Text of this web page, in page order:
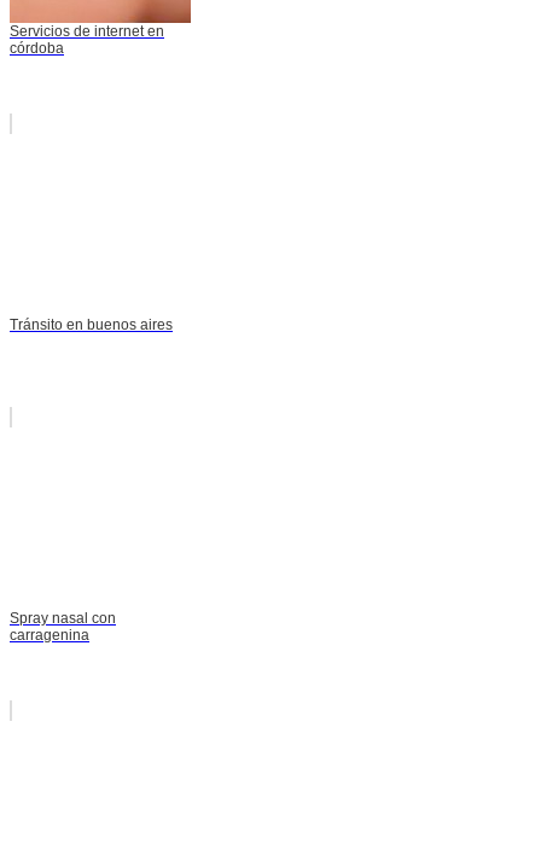
Servicios de internet en
córdoba
Tránsito en buenos aires
Spray nasal con
carragenina